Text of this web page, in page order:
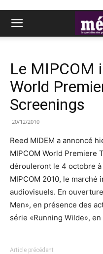
Le MIPCOM
World
Screenings
20/12/2010
Reed MIDEM a annoncé
MIPCOM World Premiere
dérouleront le 4 octobre
MIPCOM 2010, le
audiovisuels. En
Men», en présence des
série «Running Wilde»,
Article précédent